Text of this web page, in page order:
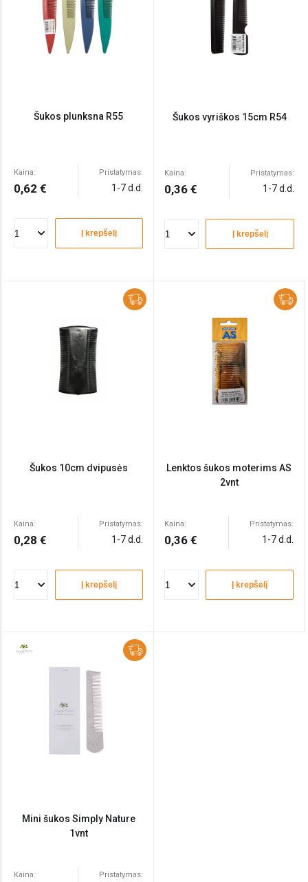
Šukos plunksna R55
Kaina:
0,62 €
Pristatymas:
1-7 d.d.
Į krepšelį
Šukos vyriškos 15cm R54
Kaina:
0,36 €
Pristatymas:
1-7 d.d.
Į krepšelį
Šukos 10cm dvipusės
Kaina:
0,28 €
Pristatymas:
1-7 d.d.
Į krepšelį
Lenktos šukos moterims AS
2vnt
Kaina:
0,36 €
Pristatymas:
1-7 d.d.
Į krepšelį
Mini šukos Simply Nature
1vnt
Kaina: Pristatymas: